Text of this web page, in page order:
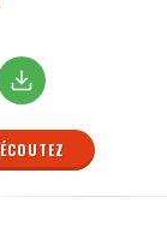
ÉCOUTEZ